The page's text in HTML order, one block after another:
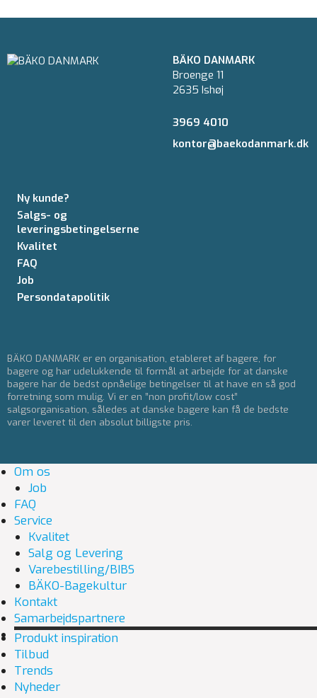
BÄKO DANMARK
Broenge 11
2635 Ishøj
3969 4010
kontor@baekodanmark.dk
Ny kunde?
Salgs- og
leveringsbetingelserne
Kvalitet
FAQ
Job
Persondatapolitik
BÄKO DANMARK er en organisation, etableret af bagere, for
bagere og har udelukkende til formål at arbejde for at danske
bagere har de bedst opnåelige betingelser til at have en så god
forretning som mulig. Vi er en ”non profit/low cost”
salgsorganisation, således at danske bagere kan få de bedste
varer leveret til den absolut billigste pris.
Om os
Job
FAQ
Service
Kvalitet
Salg og Levering
Varebestilling/BIBS
BÄKO-Bagekultur
Kontakt
Samarbejdspartnere
Produkt inspiration
Tilbud
Trends
Nyheder